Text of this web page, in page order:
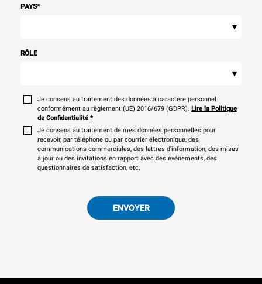
PAYS*
▾
RÔLE
▾
Je consens au traitement des données à caractère personnel
conformément au règlement (UE) 2016/679 (GDPR). Lire la Politique
de Confidentialité *
Je consens au traitement de mes données personnelles pour
recevoir, par téléphone ou par courrier électronique, des
communications commerciales, des lettres d'information, des mises
à jour ou des invitations en rapport avec des événements, des
questionnaires de satisfaction, etc.
ENVOYER